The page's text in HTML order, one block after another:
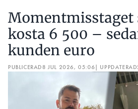
Momentmisstaget
kosta 6 500 –
kunden euro
PUBLICERAD8 JUL 2026, 05:06| UPPDATERAD